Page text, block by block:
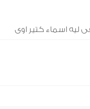
ليه اسماء كتير اوى